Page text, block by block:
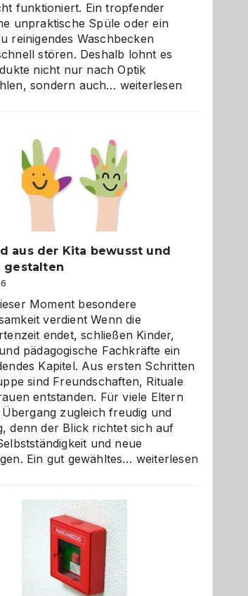
funktioniert. Ein tropfender
unpraktische Spüle oder ein
reinigendes Waschbecken
stören. Deshalb lohnt es
nicht nur nach Optik
sondern auch… Bad
besser
verstehen
weiterlesen
aus der Kita bewusst und
gestalten
Moment besondere
verdient Wenn die
endet, schließen Kinder,
pädagogische Fachkräfte ein
Kapitel. Aus ersten Schritten
sind Freundschaften, Rituale
entstanden. Für viele Eltern
zugleich freudig und
denn der Blick richtet sich auf
und neue
Ein gut gewähltes… Abschied
weiterlesen